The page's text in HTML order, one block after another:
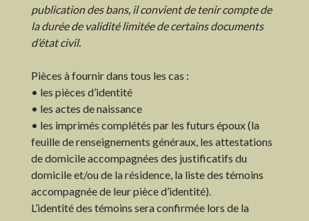
publication des bans, il convient de tenir compte de
la durée de validité limitée de certains documents
d’état civil.
Pièces à fournir dans tous les cas :
• les pièces d’identité
• les actes de naissance
• les imprimés complétés par les futurs époux (la
feuille de renseignements généraux, les attestations
de domicile accompagnées des justificatifs du
domicile et/ou de la résidence, la liste des témoins
accompagnée de leur pièce d’identité).
L’identité des témoins sera confirmée lors de la